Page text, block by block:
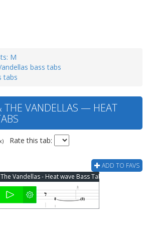
M
bass tabs
tabs
THE VANDELLAS — HEAT
Rate this tab:
ADD TO FAVS
Vandellas - Heat wave Bass Tab